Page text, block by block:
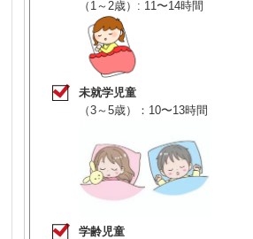
（1～2歳）: 11〜14時間
未就学児童
（3～5歳）：10〜13時間
学齢児童